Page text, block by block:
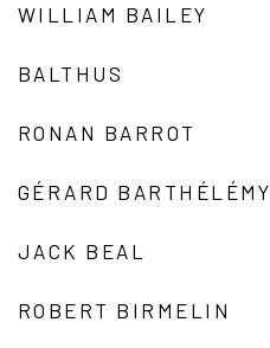
WILLIAM BAILEY
BALTHUS
RONAN BARROT
GÉRARD BARTHÉLÉMY
JACK BEAL
ROBERT BIRMELIN